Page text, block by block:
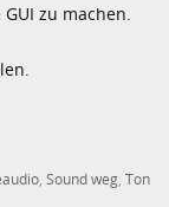
zu machen.
,Sound weg,Ton